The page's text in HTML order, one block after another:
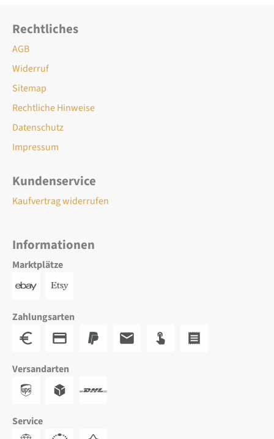
Rechtliches
AGB
Widerruf
Sitemap
Rechtliche Hinweise
Datenschutz
Impressum
Kundenservice
Kaufvertrag widerrufen
Informationen
Marktplätze
Zahlungsarten
Versandarten
Service